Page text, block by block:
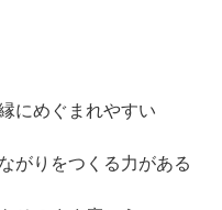
にめぐまれやすい
がりをつくる力がある